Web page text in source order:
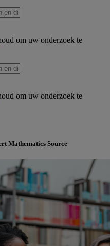
om uw onderzoek te
om uw onderzoek te
Mathematics Source